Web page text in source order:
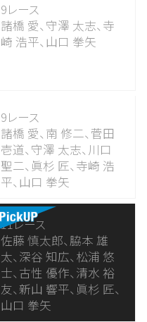
9レース
諸橋 愛、 守澤 太志、 寺
崎 浩平、 山口 拳矢
9レース
諸橋 愛、 南 修二、 菅田
壱道、 守澤 太志、 川口
聖二、 眞杉 匠、 寺崎 浩
平、 山口 拳矢
11レース
佐藤 慎太郎、 脇本 雄
太、 深谷 知広、 松浦 悠
士、 古性 優作、 清水 裕
友、新山 響平、 眞杉 匠、
山口 拳矢